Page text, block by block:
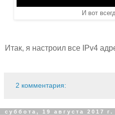
И вот
Итак, я настроил все IPv4
2 комментария:
суббота, 19 августа 2017 г.